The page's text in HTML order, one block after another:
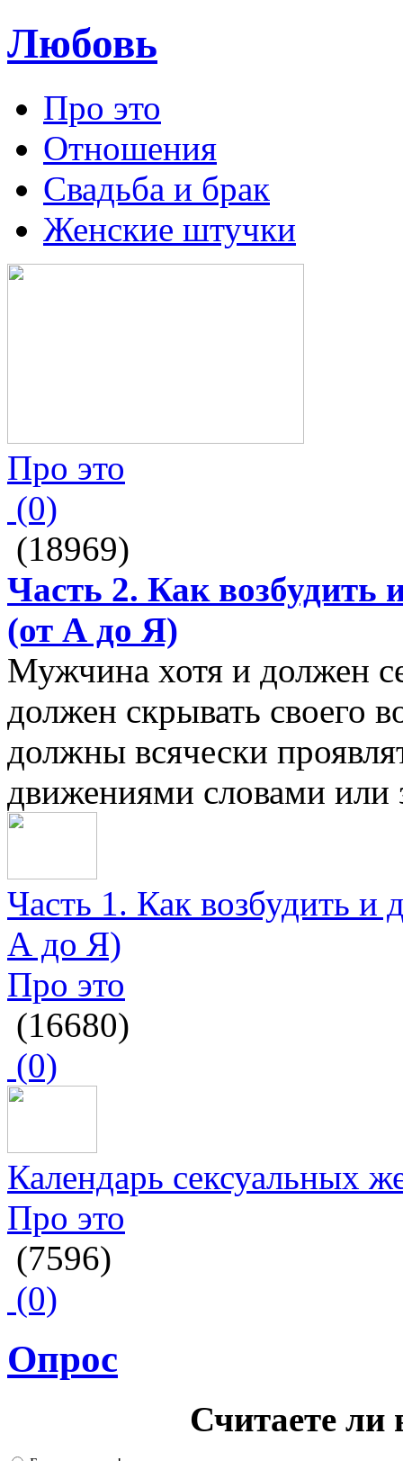
Любовь
Про это
Отношения
Свадьба и брак
Женские штучки
Про это
(0)
(18969)
Часть 2. Как возбудить
(от А до Я)
Мужчина хотя и должен
должен скрывать своего
должны всячески
движениями словами или
Часть 1. Как возбудить и
А до Я)
Про это
(16680)
(0)
Календарь сексуальных
Про это
(7596)
(0)
Опрос
Считаете ли